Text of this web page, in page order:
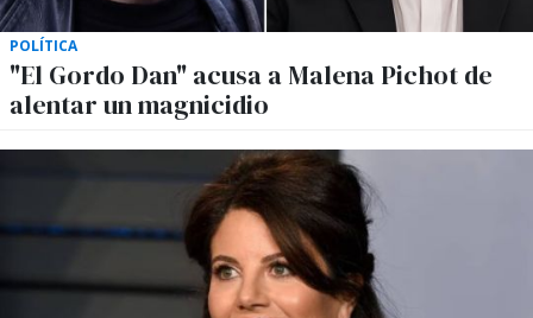
POLÍTICA
"El Gordo Dan" acusa a Malena Pichot de
alentar un magnicidio